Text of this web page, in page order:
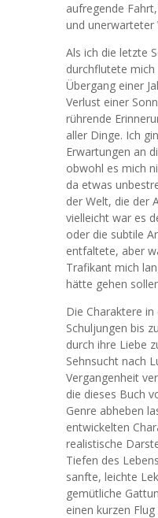
aufregende
und unerwarteter
Als ich die letzte
durchflutete
Übergang einer
Verlust einer
rührende
aller Dinge. Ich
Erwartungen an
obwohl es mich
da etwas
der Welt, die der
vielleicht war es
oder die subtile
entfaltete, aber
Trafikant mich
hätte gehen
Die Charaktere
Schuljungen bis
durch ihre Liebe
Sehnsucht nach
Vergangenheit
die dieses Buch
Genre abheben
entwickelten
realistische
Tiefen des
sanfte, leichte
gemütliche
einen kurzen